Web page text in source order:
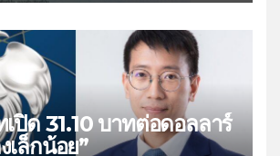
เปิด 31.10 บาทต่อดอลลาร์
เล็กน้อย”